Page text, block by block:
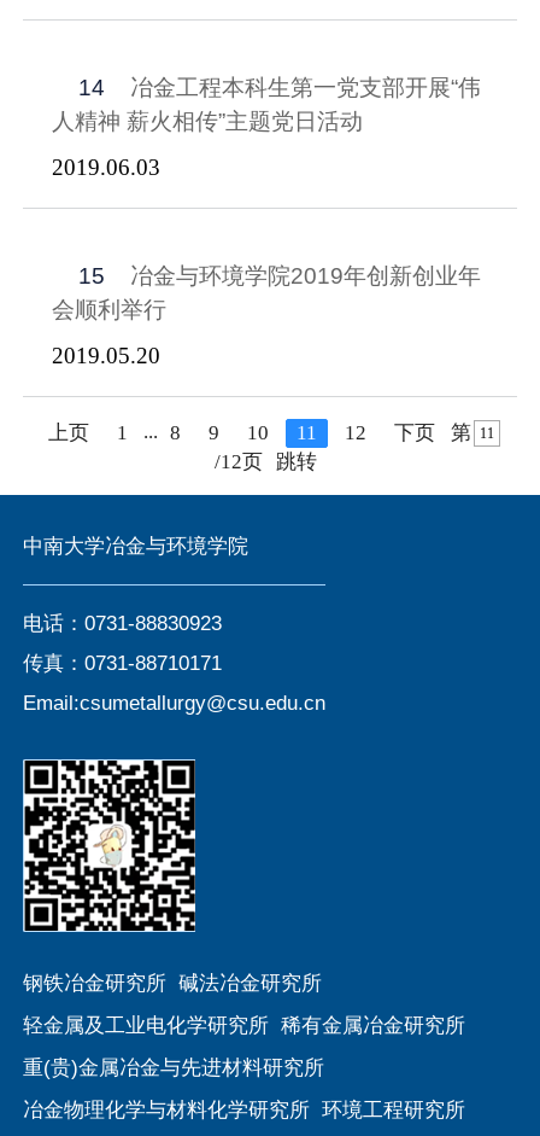
14
冶金工程本科生第一党支部开展“伟
人精神 薪火相传”主题党日活动
2019.06.03
15
冶金与环境学院2019年创新创业年
会顺利举行
2019.05.20
上页 1 ... 8 9 10 11 12 下页
第
/12页
跳转
中南大学冶金与环境学院
电话：0731-88830923
传真：0731-88710171
Email:csumetallurgy@csu.edu.cn
钢铁冶金研究所 碱法冶金研究所
轻金属及工业电化学研究所 稀有金属冶金研究所
重(贵)金属冶金与先进材料研究所
冶金物理化学与材料化学研究所 环境工程研究所